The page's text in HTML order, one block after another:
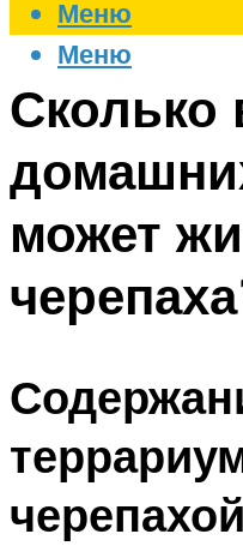
Меню
Меню
Сколько
может
черепахой